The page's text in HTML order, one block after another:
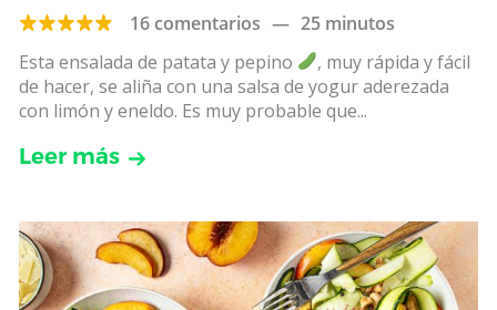
16 comentarios — 25 minutos
Esta ensalada de patata y pepino
, muy rápida y fácil
de hacer, se aliña con una salsa de yogur aderezada
con limón y eneldo. Es muy probable que...
Leer más